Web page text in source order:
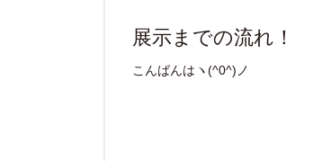
展示までの流れ！
こんばんはヽ(^0^)ノ